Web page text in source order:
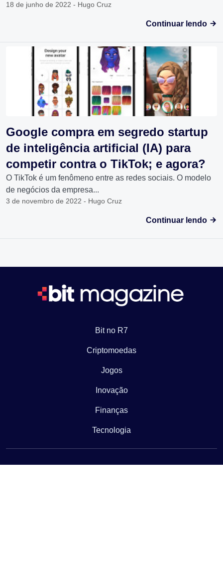
18 de junho de 2022 - Hugo Cruz
Continuar lendo
Google compra em segredo startup
de inteligência artificial (IA) para
competir contra o TikTok; e agora?
O TikTok é um fenômeno entre as redes sociais. O modelo
de negócios da empresa...
3 de novembro de 2022 - Hugo Cruz
Continuar lendo
Bit no R7
Criptomoedas
Jogos
Inovação
Finanças
Tecnologia